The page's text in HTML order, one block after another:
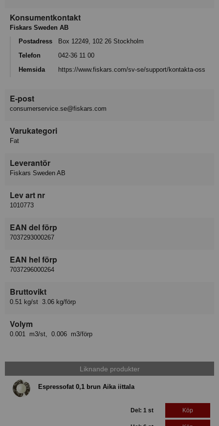
Konsumentkontakt
Fiskars Sweden AB
Postadress
Box 12249, 102 26 Stockholm
Telefon
042-36 11 00
Hemsida
https://www.fiskars.com/sv-se/support/kontakta-oss
E-post
consumerservice.se@fiskars.com
Varukategori
Fat
Leverantör
Fiskars Sweden AB
Lev art nr
1010773
EAN del förp
7037293000267
EAN hel förp
7037296000264
Bruttovikt
0.51 kg/st 3.06 kg/förp
Volym
0.001 m3/st, 0.006 m3/förp
Liknande produkter
Espressofat 0,1 brun Aika iittala
Del: 1 st Köp